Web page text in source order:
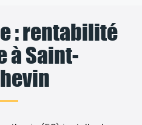
: rentabilité
à Saint-